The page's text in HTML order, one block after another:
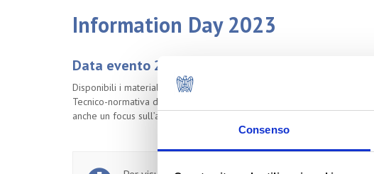
Consenso
Information Day 2023
Data evento 24/10/2023
Disponibili i materiali della giornata informativa che si è svolta
Tecnico-normativa di Cosmetica Italia. In programma, oltre ai consueti
anche un focus sull’avanzamento del progetto europeo "Cosmile".